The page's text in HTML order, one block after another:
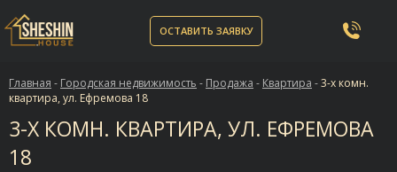
ОСТАВИТЬ ЗАЯВКУ
Главная - Городская недвижимость - Продажа - Квартира -3-х комн.
квартира, ул. Ефремова 18
3-Х КОМН. КВАРТИРА, УЛ. ЕФРЕМОВА
18